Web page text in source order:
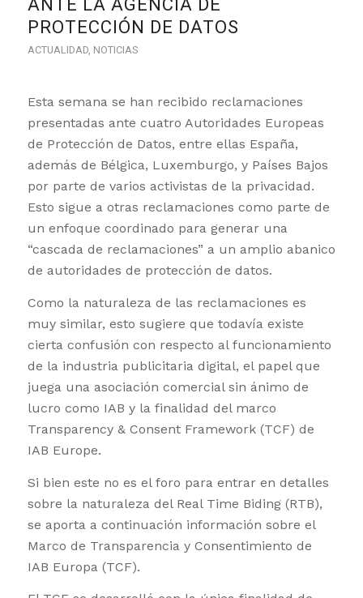
ANTE LA AGENCIA DE
PROTECCIÓN DE DATOS
ACTUALIDAD, NOTICIAS
Esta semana se han recibido reclamaciones
presentadas ante cuatro Autoridades Europeas
de Protección de Datos, entre ellas España,
además de Bélgica, Luxemburgo, y Países Bajos
por parte de varios activistas de la privacidad.
Esto sigue a otras reclamaciones como parte de
un enfoque coordinado para generar una
“cascada de reclamaciones” a un amplio abanico
de autoridades de protección de datos.
Como la naturaleza de las reclamaciones es
muy similar, esto sugiere que todavía existe
cierta confusión con respecto al funcionamiento
de la industria publicitaria digital, el papel que
juega una asociación comercial sin ánimo de
lucro como IAB y la finalidad del marco
Transparency & Consent Framework (TCF) de
IAB Europe.
Si bien este no es el foro para entrar en detalles
sobre la naturaleza del Real Time Biding (RTB),
se aporta a continuación información sobre el
Marco de Transparencia y Consentimiento de
IAB Europa (TCF).